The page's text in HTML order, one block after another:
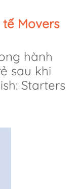
Movers
hành
sau khi
Starters